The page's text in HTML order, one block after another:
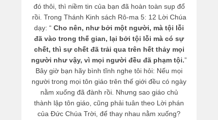
đó thôi, thì niềm tin của bạn đã hoàn toàn sụp đổ
rồi. Trong Thánh Kinh sách Rô-ma 5: 12 Lời Chúa
dạy: “ Cho nên, như bởi một người, mà tội lỗi
đã vào trong thế gian, lại bởi tội lỗi mà có sự
chết, thì sự chết đã trải qua trên hết thảy mọi
người như vậy, vì mọi người đều đã phạm tội.”
Bây giờ bạn hãy bình tĩnh nghe tôi hỏi: Nếu mọi
người trong mọi tôn giáo trên thế giới đều có ngày
nằm xuống đã đành rồi. Nhưng sao giáo chủ
thành lập tôn giáo, cũng phải tuân theo Lời phán
của Đức Chúa Trời, để thay nhau nằm xuống?